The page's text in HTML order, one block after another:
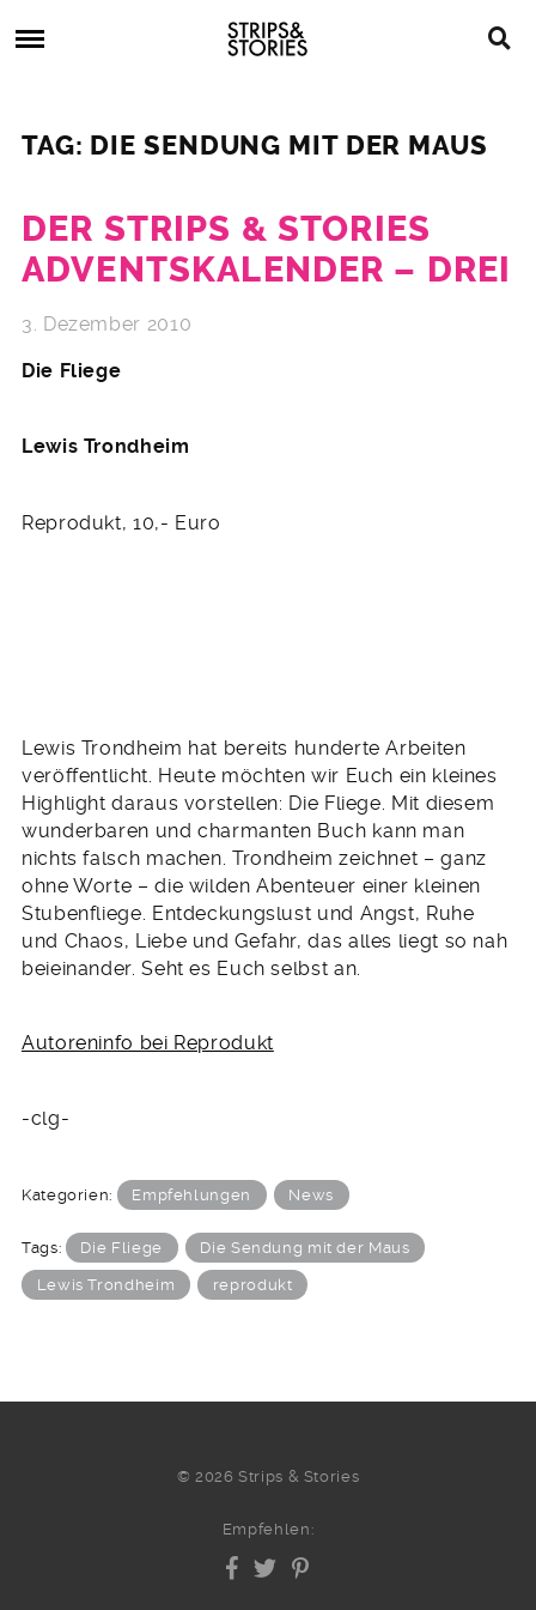
to
Strips
&
Stories
Comics,
TAG: DIE SENDUNG MIT DER MAUS
DER STRIPS & STORIES
ADVENTSKALENDER – DREI
3. Dezember 2010
Die Fliege
Lewis Trondheim
Reprodukt, 10,- Euro
Lewis Trondheim hat bereits hunderte Arbeiten
veröffentlicht. Heute möchten wir Euch ein kleines
Highlight daraus vorstellen: Die Fliege. Mit diesem
wunderbaren und charmanten Buch kann man
nichts falsch machen. Trondheim zeichnet – ganz
ohne Worte – die wilden Abenteuer einer kleinen
Stubenfliege. Entdeckungslust und Angst, Ruhe
und Chaos, Liebe und Gefahr, das alles liegt so nah
beieinander. Seht es Euch selbst an.
Autoreninfo bei Reprodukt
-clg-
Kategorien: Empfehlungen News
Tags: Die Fliege Die Sendung mit der Maus
Lewis Trondheim reprodukt
© 2026 Strips & Stories
Empfehlen: